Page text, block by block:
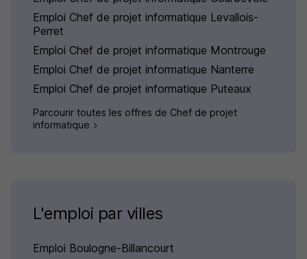
Emploi Chef de projet informatique Levallois-
Perret
Emploi Chef de projet informatique Montrouge
Emploi Chef de projet informatique Nanterre
Emploi Chef de projet informatique Puteaux
Parcourir toutes les offres de Chef de projet
informatique
L'emploi par villes
Emploi Boulogne-Billancourt